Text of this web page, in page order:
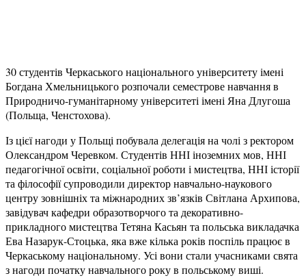
30 студентів Черкаського національного університету імені
Богдана Хмельницького розпочали семестрове навчання в
Природничо-гуманітарному університеті імені Яна Длугоша
(Польща, Ченстохова).
Із цієї нагоди у Польщі побувала делегація на чолі з ректором
Олександром Черевком. Студентів ННІ іноземних мов, ННІ
педагогічної освіти, соціальної роботи і мистецтва, ННІ історії
та філософії супроводили директор навчально-наукового
центру зовнішніх та міжнародних зв’язків Світлана Архипова,
завідувач кафедри образотворчого та декоративно-
прикладного мистецтва Тетяна Касьян та польська викладачка
Ева Назарук-Стоцька, яка вже кілька років поспіль працює в
Черкаському національному. Усі вони стали учасниками свята
з нагоди початку навчального року в польському виші.